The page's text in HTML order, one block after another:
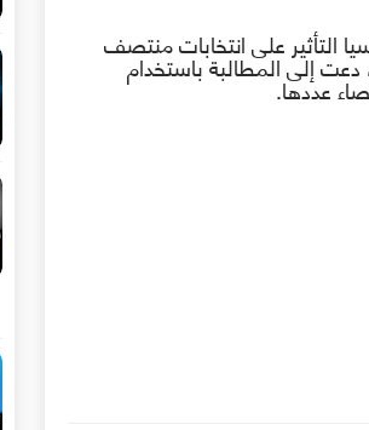
التأثير على انتخابات منتصف
هذه التهديدات، دعت إلى المطالبة باستخدام
عددها.